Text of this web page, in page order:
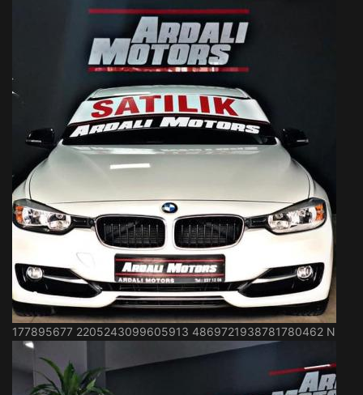
177895677 2205243099605913 4869721938781780462 N